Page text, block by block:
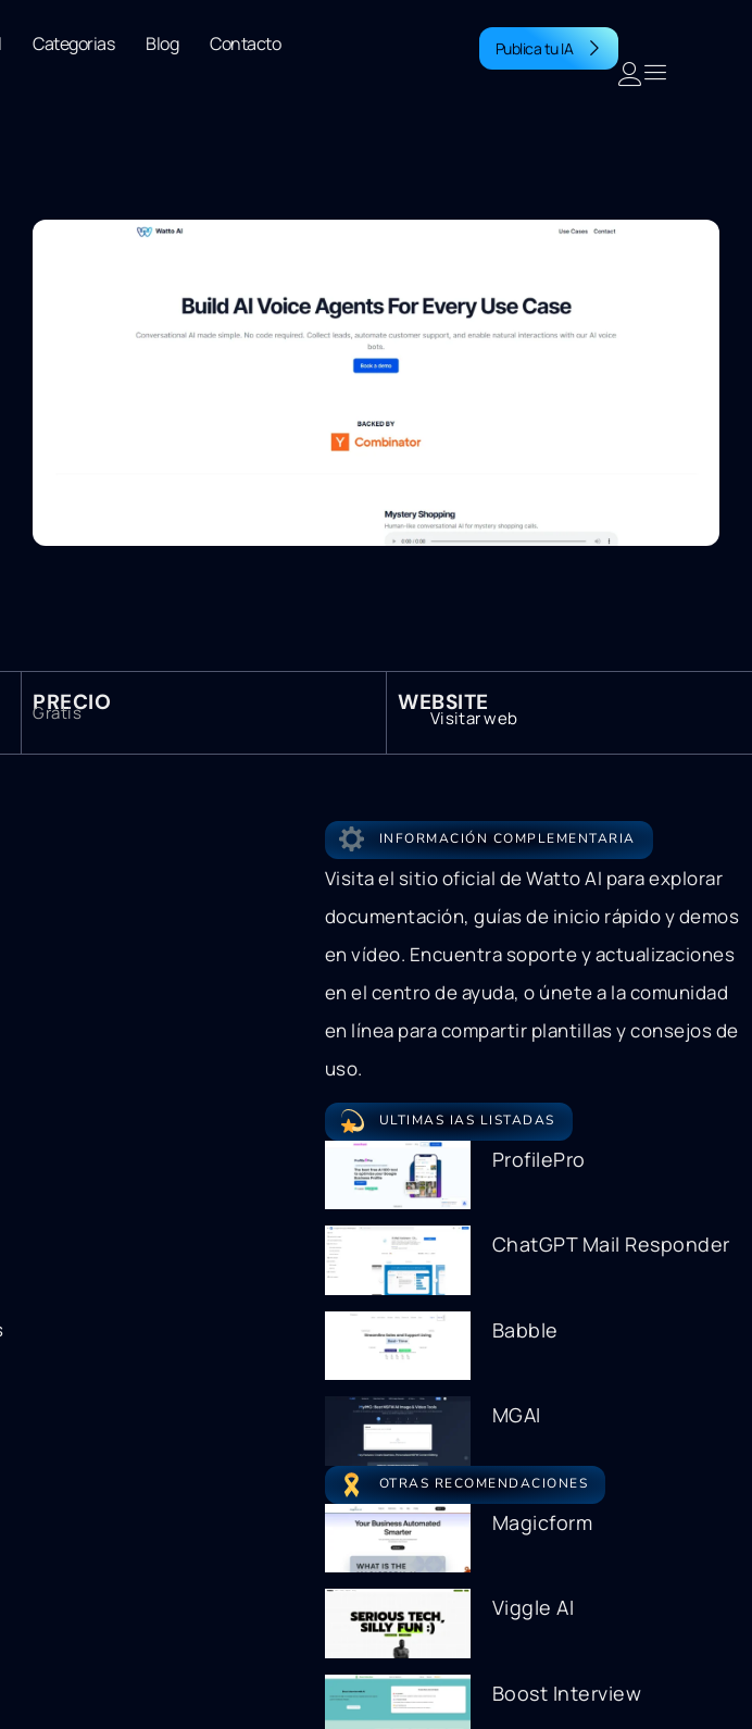
Categorias Blog Contacto Publica tu IA
PRECIO
Gratis WEBSITE
Visitar web
INFORMACIÓN COMPLEMENTARIA
Visita el sitio oficial de Watto AI para explorar
documentación, guías de inicio rápido y demos
en vídeo. Encuentra soporte y actualizaciones
en el centro de ayuda, o únete a la comunidad
en línea para compartir plantillas y consejos de
uso.
ULTIMAS IAS LISTADAS
ProfilePro
ChatGPT Mail Responder
Babble
MGAI
OTRAS RECOMENDACIONES
Magicform
Viggle AI
Boost Interview